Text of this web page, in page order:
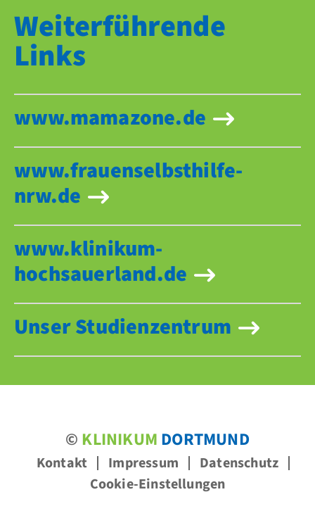
Weiterführende
Links
www.mamazone.de
www.frauenselbsthilfe-
nrw.de
www.klinikum-
hochsauerland.de
Unser Studienzentrum
© KLINIKUM DORTMUND
Kontakt Impressum
Datenschutz
Cookie-Einstellungen